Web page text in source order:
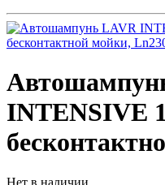
INTENSIVE
Нет в наличии